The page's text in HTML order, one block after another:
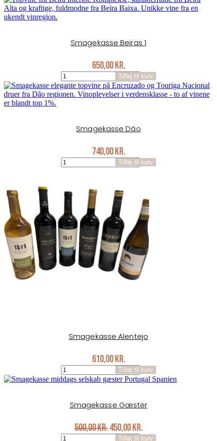
antal
Smagekasse Beiras 1
650,00kr.
Smagekasse
Beiras
1
Tilføj til kurv
Smagekasse Dão
740,00kr.
Smagekasse
Dão
Tilføj til kurv
Smagekasse Alentejo
610,00kr.
Smagekasse
Alentejo
Tilføj til kurv
Smagekasse Gæster
500,00kr.Original
450,00kr.Current
Smagekasse
Tilføj til kurv